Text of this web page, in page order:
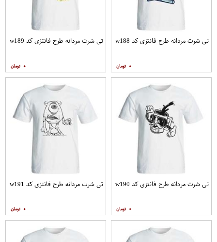
تی شرت مردانه طرح فانتزی کد w188
۰
تی شرت مردانه طرح فانتزی کد w189
۰
تی شرت مردانه طرح فانتزی کد w190
۰
تی شرت مردانه طرح فانتزی کد w191
۰